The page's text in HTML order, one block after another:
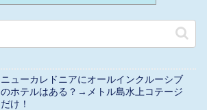
ニューカレドニアにオールインクルーシブ
のホテルはある？→メトル島水上コテージ
だけ！